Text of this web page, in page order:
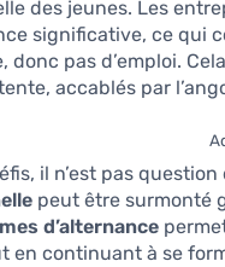
des jeunes. Les
significative, ce qui
donc pas d’emploi.
accablés par
il n’est pas
peut être surmonté
d’alternance
en continuant à se